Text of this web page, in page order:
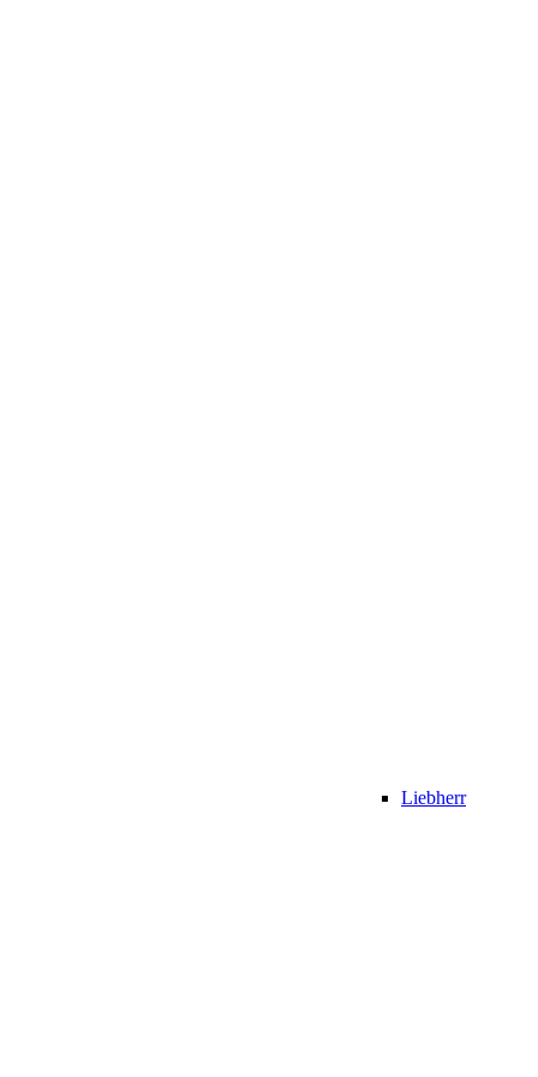
Liebherr